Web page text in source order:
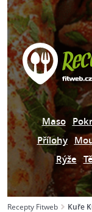
Maso
Přílohy
Rýže
Recepty Fitweb Kuře